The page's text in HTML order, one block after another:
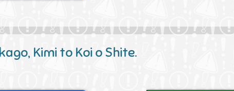
Kimi to Koi o Shite.